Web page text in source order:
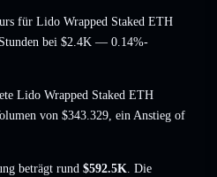
für Lido Wrapped Staked ETH
bei $2.4K — 0.14%-
Lido Wrapped Staked ETH
von $343.329, ein Anstieg of
beträgt rund $592.5K. Die